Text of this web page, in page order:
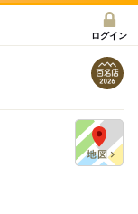
ログイン